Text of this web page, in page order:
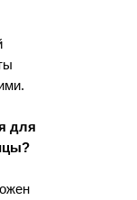
для